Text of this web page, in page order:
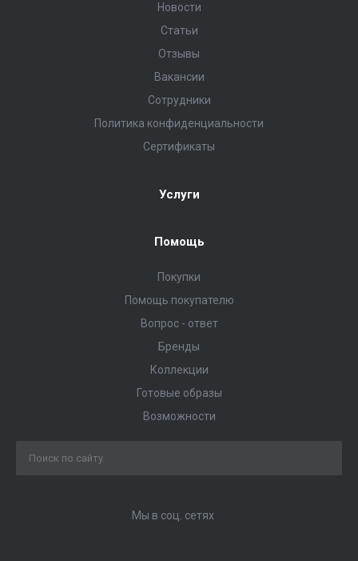
Новости
Статьи
Отзывы
Вакансии
Сотрудники
Политика конфиденциальности
Сертификаты
Услуги
Помощь
Покупки
Помощь покупателю
Вопрос - ответ
Бренды
Коллекции
Готовые образы
Возможности
Мы в соц. сетях